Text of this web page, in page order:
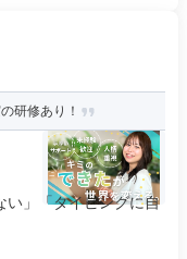
研修あり！
い」「タイピングに自